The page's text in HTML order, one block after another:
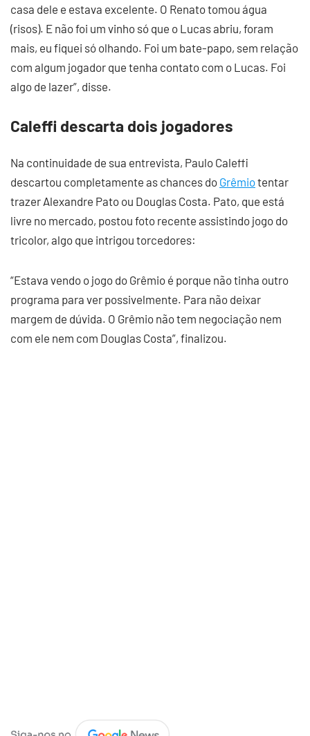
casa dele e estava excelente. O Renato tomou água
(risos). E não foi um vinho só que o Lucas abriu, foram
mais, eu fiquei só olhando. Foi um bate-papo, sem relação
com algum jogador que tenha contato com o Lucas. Foi
algo de lazer”, disse.
Caleffi descarta dois jogadores
Na continuidade de sua entrevista, Paulo Caleffi
descartou completamente as chances do Grêmiotentar
trazer Alexandre Pato ou Douglas Costa. Pato, que está
livre no mercado, postou foto recente assistindo jogo do
tricolor, algo que intrigou torcedores:
“Estava vendo o jogo do Grêmio é porque não tinha outro
programa para ver possivelmente. Para não deixar
margem de dúvida. O Grêmio não tem negociação nem
com ele nem com Douglas Costa”, finalizou.